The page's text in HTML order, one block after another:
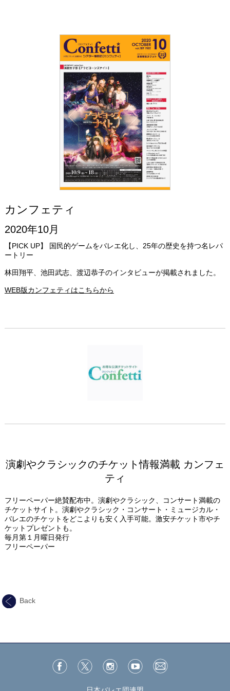
カンフェティ
2020年10月
【PICK UP】 国民的ゲームをバレエ化し、25年の歴史を持つ名レパ
ートリー
林田翔平、池田武志、渡辺恭子のインタビューが掲載されました。
WEB版カンフェティはこちらから
演劇やクラシックのチケット情報満載 カンフェ
ティ
フリーペーパー絶賛配布中。演劇やクラシック、コンサート満載の
チケットサイト。演劇やクラシック・コンサート・ミュージカル・
バレエのチケットをどこよりも安く入手可能。激安チケット市やチ
ケットプレゼントも。
毎月第１月曜日発行
フリーペーパー
Back